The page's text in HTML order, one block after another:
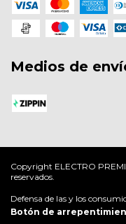
Medios de
Copyright ELECTRO
reservados.
Defensa de las y los
Botón de